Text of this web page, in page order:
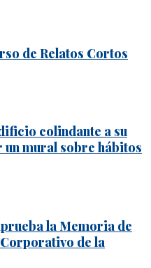
de Relatos Cortos
colindante a su
mural sobre hábitos
la Memoria de
de la